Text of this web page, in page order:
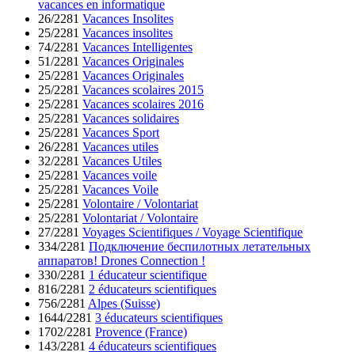
vacances en informatique
26/2281 Vacances Insolites
25/2281 Vacances insolites
74/2281 Vacances Intelligentes
51/2281 Vacances Originales
25/2281 Vacances Originales
25/2281 Vacances scolaires 2015
25/2281 Vacances scolaires 2016
25/2281 Vacances solidaires
25/2281 Vacances Sport
26/2281 Vacances utiles
32/2281 Vacances Utiles
25/2281 Vacances voile
25/2281 Vacances Voile
25/2281 Volontaire / Volontariat
25/2281 Volontariat / Volontaire
27/2281 Voyages Scientifiques / Voyage Scientifique
334/2281 Подключение беспилотных летательных
аппаратов! Drones Connection !
330/2281 1 éducateur scientifique
816/2281 2 éducateurs scientifiques
756/2281 Alpes (Suisse)
1644/2281 3 éducateurs scientifiques
1702/2281 Provence (France)
143/2281 4 éducateurs scientifiques